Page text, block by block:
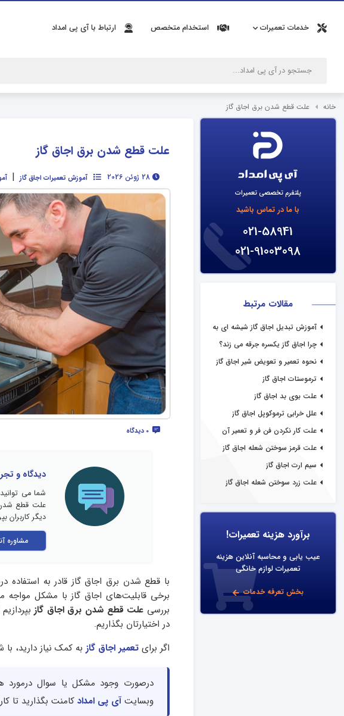
خدمات تعمیرات استخدام متخصص ارتباط با آی پی امداد
خانه علت قطع شدن برق اجاق گاز
پلتفرم تخصصی تعمیرات
با ما در تماس باشید
021-58941
021-91003098
مقالات مرتبط
آموزش تبدیل اجاق گاز شیشه ای به
چرا اجاق گاز یکسره جرقه می زند؟
نحوه تعمیر و تعویض شیر اجاق گاز
ترموستات اجاق گاز
علت بوی بد اجاق گاز
علل خرابی ترموکوپل اجاق گاز
علت کار نکردن فن فر و تعمیر آن
علت قرمز سوختن شعله اجاق گاز
سیم ارت اجاق گاز
علت زرد سوختن شعله اجاق گاز
برآورد هزینه تعمیرات!
عیب یابی و محاسبه آنلاین هزینه
تعمیرات لوازم خانگی
بخش تعرفه خدمات
علت قطع شدن برق اجاق گاز
28 ژوئن 2026 آموزش تعمیرات اجاق گاز |
0 دیدگاه
دیدگاه و
شما می
علت قطع شدن
دیگر کاربران
مشاوره
با قطع شدن برق اجاق گاز قادر به استفاده
برخی قابلیت‌های اجاق گاز با مشکل مواجه
بررسی علت قطع شدن برق اجاق گاز
در اختیارتان بگذاریم.
اگر برایتعمیر اجاق گاز به کمک نیاز دارید،
درصورت وجود مشکل یا سوال
وبسایتآی پی امداد کامنت بگذارید تا